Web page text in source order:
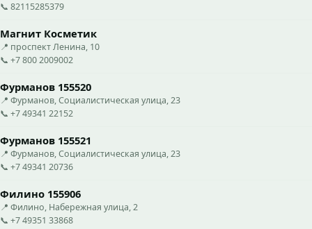
📞 82115285379
Магнит Косметик
📍 проспект Ленина, 10
📞 +7 800 2009002
Фурманов 155520
📍 Фурманов, Социалистическая улица, 23
📞 +7 49341 22152
Фурманов 155521
📍 Фурманов, Социалистическая улица, 23
📞 +7 49341 20736
Филино 155906
📍 Филино, Набережная улица, 2
📞 +7 49351 33868